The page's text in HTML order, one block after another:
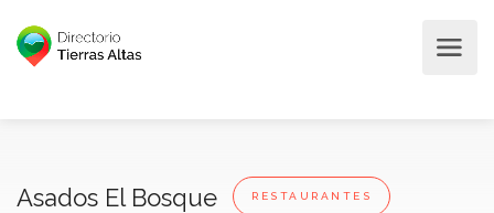
Asados El Bosque RESTAURANTES